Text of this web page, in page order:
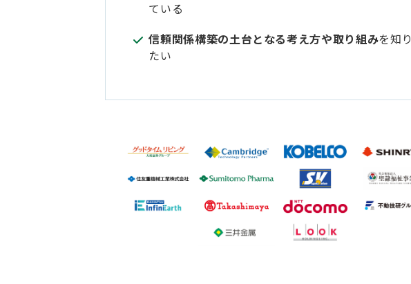
ている
信頼関係構築の土台となる考え方や取り組みを知り
たい